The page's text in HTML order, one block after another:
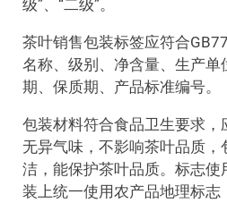
级”、“二级”。
茶叶销售包装标签应符合
名称、级别、净含量、生产单
期、保质期、产品标准编号。
包装材料符合食品卫生要求，
无异气味，不影响茶叶品质
洁，能保护茶叶品质。标志
装上统一使用农产品地理标